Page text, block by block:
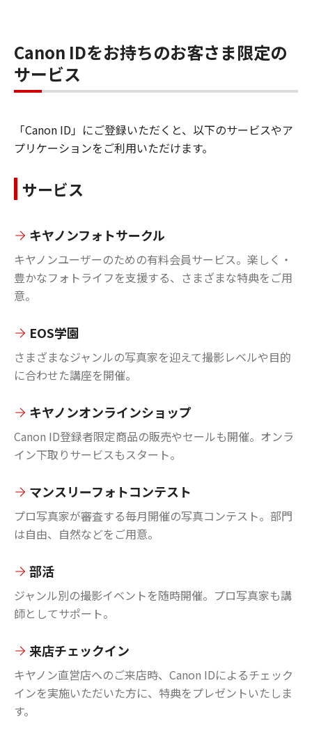
Canon IDをお持ちのお客さま限定の
サービス
「Canon ID」にご登録いただくと、以下のサービスやア
プリケーションをご利用いただけます。
サービス
キヤノンフォトサークル
キヤノンユーザーのための有料会員サービス。楽しく・
豊かなフォトライフを支援する、さまざまな特典をご用
意。
EOS学園
さまざまなジャンルの写真家を迎えて撮影レベルや目的
に合わせた講座を開催。
キヤノンオンラインショップ
Canon ID登録者限定商品の販売やセールも開催。オンラ
イン下取りサービスもスタート。
マンスリーフォトコンテスト
プロ写真家が審査する毎月開催の写真コンテスト。部門
は自由、自然などをご用意。
部活
ジャンル別の撮影イベントを随時開催。プロ写真家も講
師としてサポート。
来店チェックイン
キヤノン直営店へのご来店時、Canon IDによるチェック
インを実施いただいた方に、特典をプレゼントいたしま
す。